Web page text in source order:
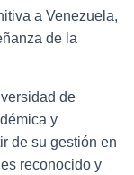
a Venezuela,
de la
de
y
de su gestión en
reconocido y